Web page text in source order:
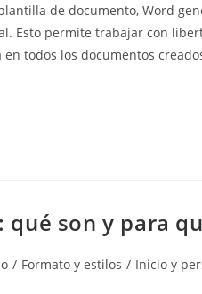
de documento, Word
Esto permite trabajar con
todos los documentos
son y para
/ Formato y estilos / Inicio y